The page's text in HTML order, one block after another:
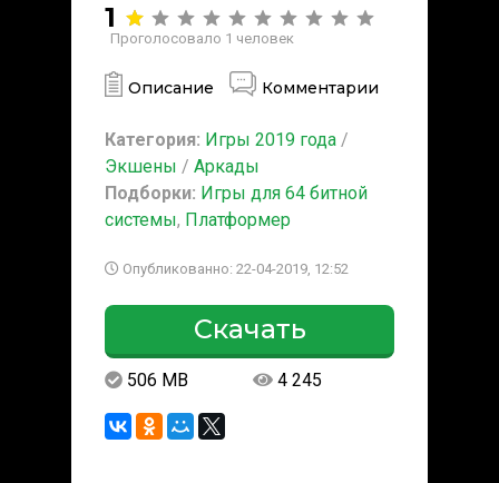
1
Проголосовало 1 человек
Описание Комментарии
Категория: Игры 2019 года /
Экшены / Аркады
Подборки: Игры для 64 битной
системы, Платформер
Опубликованно: 22-04-2019, 12:52
Скачать
506 MB 4 245